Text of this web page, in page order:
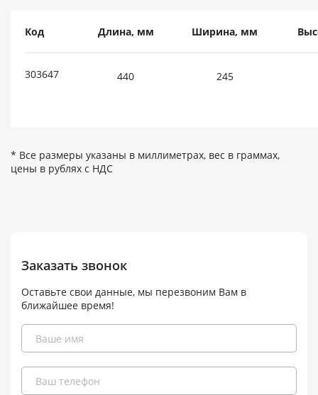
Код Длина, мм Ширина, мм
303647 440 245
* Все размеры указаны в миллиметрах, вес в граммах,
цены в рублях с НДС
Заказать звонок
Оставьте свои данные, мы перезвоним Вам в
ближайшее время!